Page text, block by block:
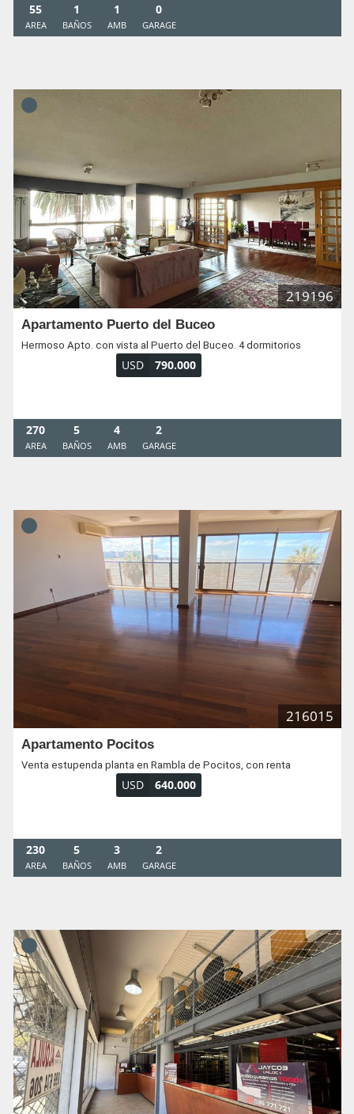
55
AREA
1
BAÑOS
1
AMB
0
GARAGE
219196
Apartamento Puerto del Buceo
Hermoso Apto. con vista al Puerto del Buceo. 4 dormitorios
USD 790.000
270
AREA
5
BAÑOS
4
AMB
2
GARAGE
216015
Apartamento Pocitos
Venta estupenda planta en Rambla de Pocitos, con renta
USD 640.000
230
AREA
5
BAÑOS
3
AMB
2
GARAGE